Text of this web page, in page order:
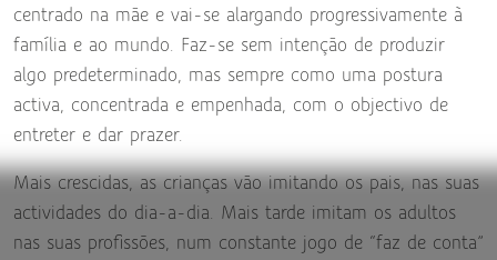
centrado na mãe e vai-se alargando progressivamente à
família e ao mundo. Faz-se sem intenção de produzir
algo predeterminado, mas sempre como uma postura
activa, concentrada e empenhada, com o objectivo de
entreter e dar prazer.
Mais crescidas, as crianças vão imitando os pais, nas suas
actividades do dia-a-dia. Mais tarde imitam os adultos
nas suas profissões, num constante jogo de “faz de conta”